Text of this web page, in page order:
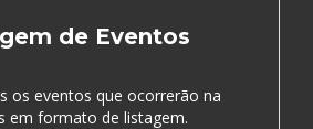
de Eventos
os eventos que ocorrerão na
em formato de listagem.